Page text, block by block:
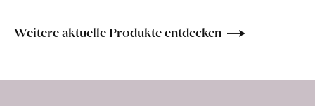
erfahren
Weitere aktuelle Produkte entdecken